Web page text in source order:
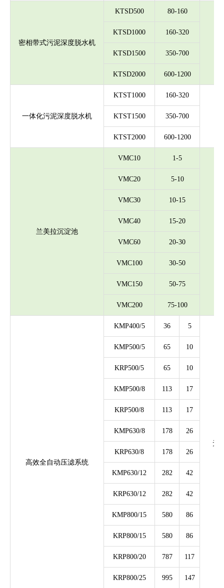
密相带式污泥深度脱水机
KTSD500 80-160
KTSD1000 160-320
KTSD1500 350-700
KTSD2000 600-1200
一体化污泥深度脱水机
KTST1000
160-320
KTST1500 350-700
KTST2000 600-1200
兰美拉沉淀池
VMC10 1-5
VMC20 5-10
VMC30 10-15
VMC40 15-20
VMC60 20-30
VMC100 30-50
VMC150 50-75
VMC200 75-100
高效全自动压滤系统
KMP400/5 36 5
无
KMP500/5 65 10
KRP500/5 65 10
KMP500/8 113 17
KRP500/8 113 17
KMP630/8 178 26
KRP630/8 178 26
KMP630/12 282 42
KRP630/12 282 42
KMP800/15 580 86
KRP800/15 580 86
KRP800/20 787 117
KRP800/25 995 147